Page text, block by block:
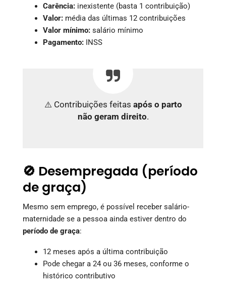
Carência: inexistente (basta 1 contribuição)
Valor: média das últimas 12 contribuições
Valor mínimo: salário mínimo
Pagamento: INSS
⚠️ Contribuições feitas após o parto
não geram direito.
🚫 Desempregada (período
de graça)
Mesmo sem emprego, é possível receber salário-
maternidade se a pessoa ainda estiver dentro do
período de graça:
12 meses após a última contribuição
Pode chegar a 24 ou 36 meses, conforme o
histórico contributivo